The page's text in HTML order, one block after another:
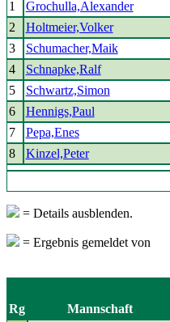
1 Grochulla,Alexander
2
Holtmeier,Volker
3
Schumacher,Maik
4
Schnapke,Ralf
5
Schwartz,Simon
6
Hennigs,Paul
7
Pepa,Enes
8
Kinzel,Peter
= Details ausblenden.
= Ergebnis gemeldet von
Rg
Mannschaft